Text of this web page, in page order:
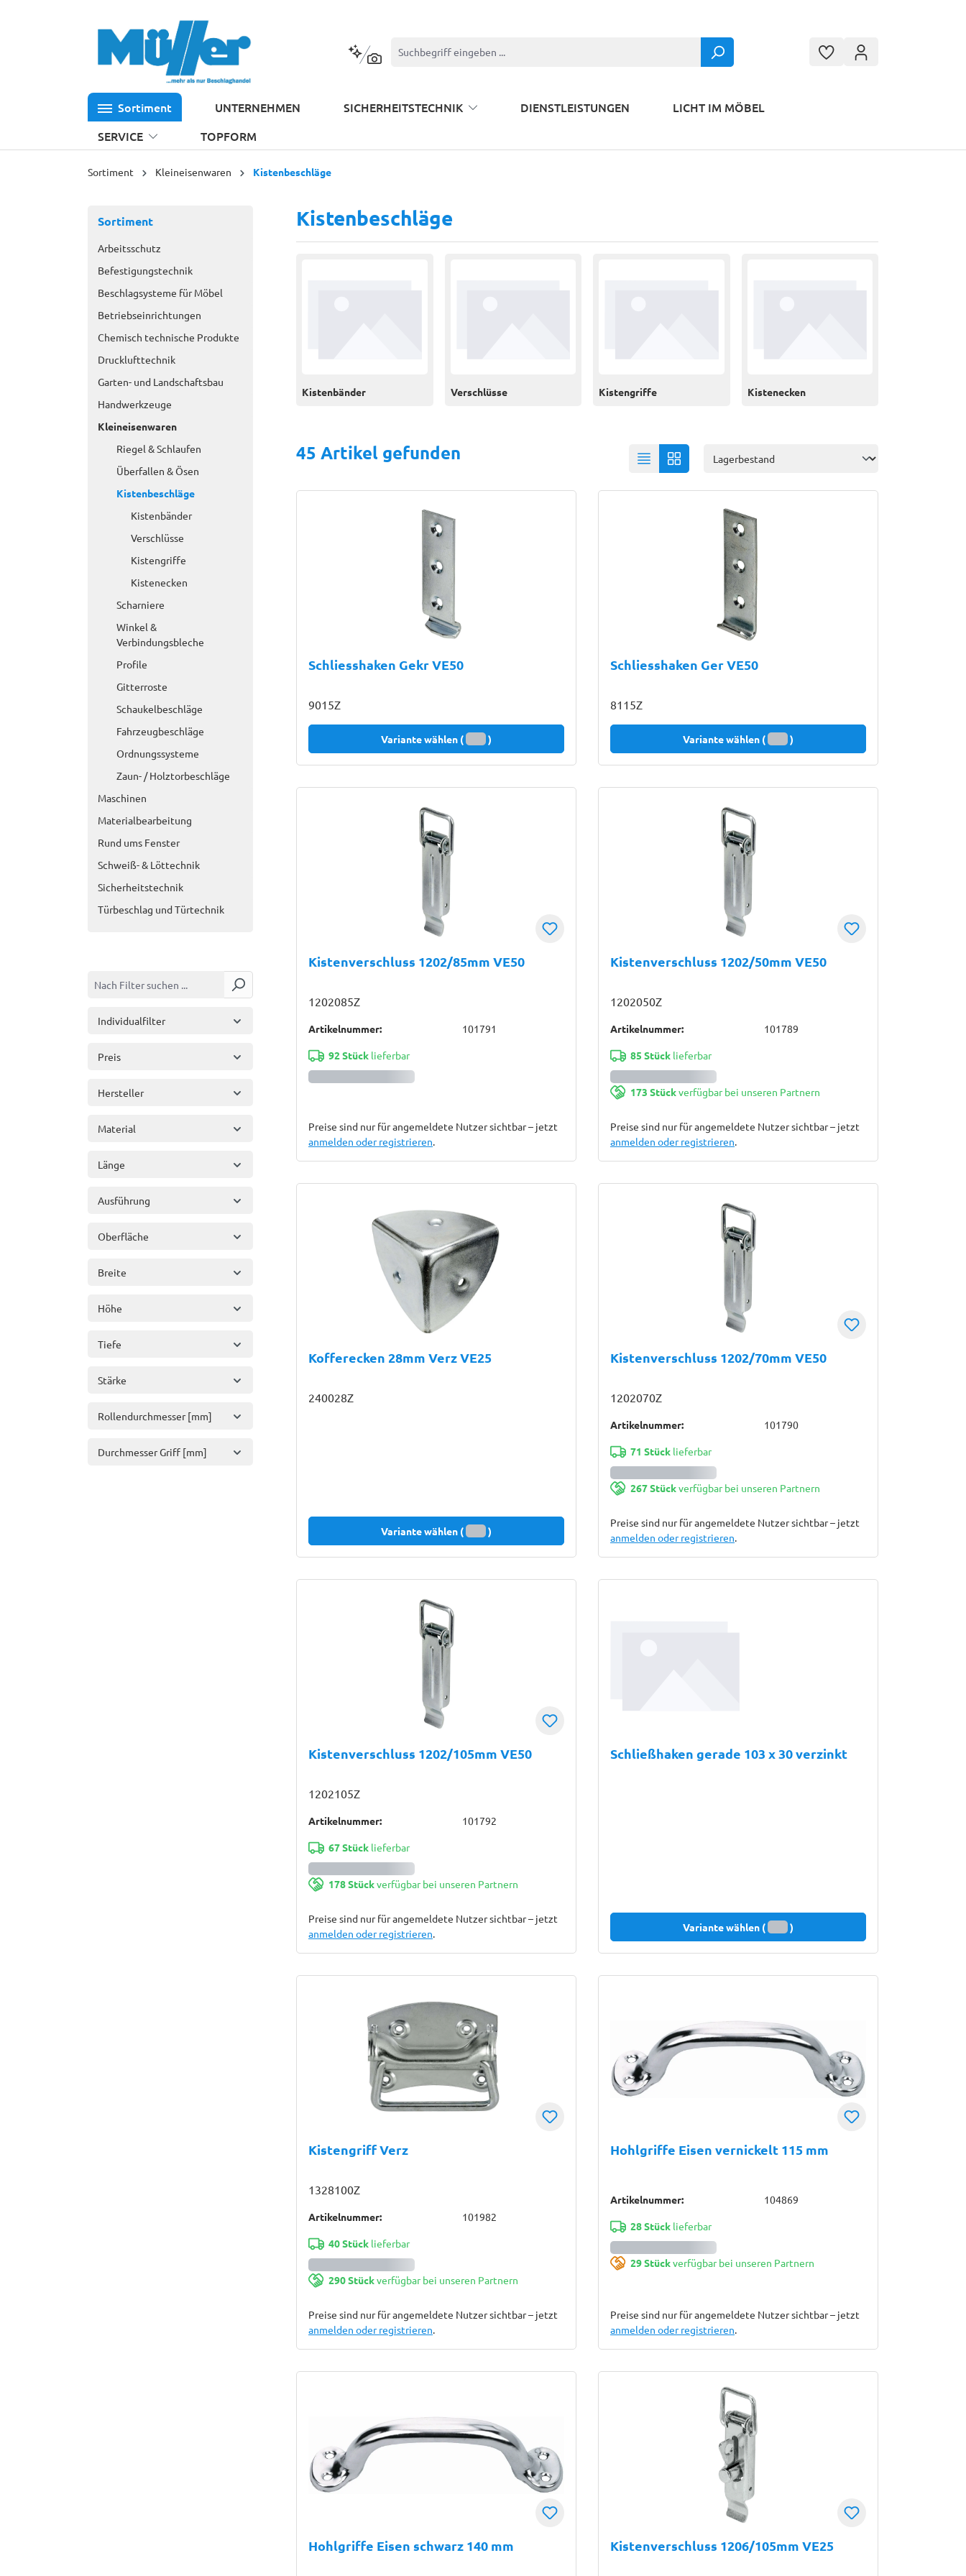
Kontextbasierte Suche
Sortiment UNTERNEHMEN SICHERHEITSTECHNIK DIENSTLEISTUNGEN
LICHT IM MÖBEL
SERVICE
TOPFORM
Sortiment Kleineisenwaren Kistenbeschläge
Sortiment
Arbeitsschutz
Befestigungstechnik
Beschlagsysteme für Möbel
Betriebseinrichtungen
Chemisch technische Produkte
Drucklufttechnik
Garten- und Landschaftsbau
Handwerkzeuge
Kleineisenwaren
Riegel & Schlaufen
Überfallen & Ösen
Kistenbeschläge
Kistenbänder
Verschlüsse
Kistengriffe
Kistenecken
Scharniere
Winkel &
Verbindungsbleche
Profile
Gitterroste
Schaukelbeschläge
Fahrzeugbeschläge
Ordnungssysteme
Zaun- / Holztorbeschläge
Maschinen
Materialbearbeitung
Rund ums Fenster
Schweiß- & Löttechnik
Sicherheitstechnik
Türbeschlag und Türtechnik
Individualfilter
Preis
Hersteller
Material
Länge
Ausführung
Oberfläche
Breite
Höhe
Tiefe
Stärke
Rollendurchmesser [mm]
Durchmesser Griff [mm]
Kistenbeschläge
Kistenbänder Verschlüsse Kistengriffe Kistenecken
45 Artikel gefunden
Schliesshaken Gekr VE50
9015Z
Variante wählen ( )
Schliesshaken Ger VE50
8115Z
Variante wählen ( )
Kistenverschluss 1202/85mm VE50
1202085Z
Artikelnummer: 101791
92 Stücklieferbar
Preise sind nur für angemeldete Nutzer sichtbar – jetzt
anmelden oder registrieren.
Kistenverschluss 1202/50mm VE50
1202050Z
Artikelnummer: 101789
85 Stücklieferbar
173 Stückverfügbar bei unseren Partnern
Preise sind nur für angemeldete Nutzer sichtbar – jetzt
anmelden oder registrieren.
Kofferecken 28mm Verz VE25
240028Z
Variante wählen ( )
Kistenverschluss 1202/70mm VE50
1202070Z
Artikelnummer: 101790
71 Stücklieferbar
267 Stückverfügbar bei unseren Partnern
Preise sind nur für angemeldete Nutzer sichtbar – jetzt
anmelden oder registrieren.
Kistenverschluss 1202/105mm VE50
1202105Z
Artikelnummer: 101792
67 Stücklieferbar
178 Stückverfügbar bei unseren Partnern
Preise sind nur für angemeldete Nutzer sichtbar – jetzt
anmelden oder registrieren.
Schließhaken gerade 103 x 30 verzinkt
Variante wählen ( )
Kistengriff Verz
1328100Z
Artikelnummer: 101982
40 Stücklieferbar
290 Stückverfügbar bei unseren Partnern
Preise sind nur für angemeldete Nutzer sichtbar – jetzt
anmelden oder registrieren.
Hohlgriffe Eisen vernickelt 115 mm
Artikelnummer: 104869
28 Stücklieferbar
29 Stückverfügbar bei unseren Partnern
Preise sind nur für angemeldete Nutzer sichtbar – jetzt
anmelden oder registrieren.
Hohlgriffe Eisen schwarz 140 mm Kistenverschluss 1206/105mm VE25